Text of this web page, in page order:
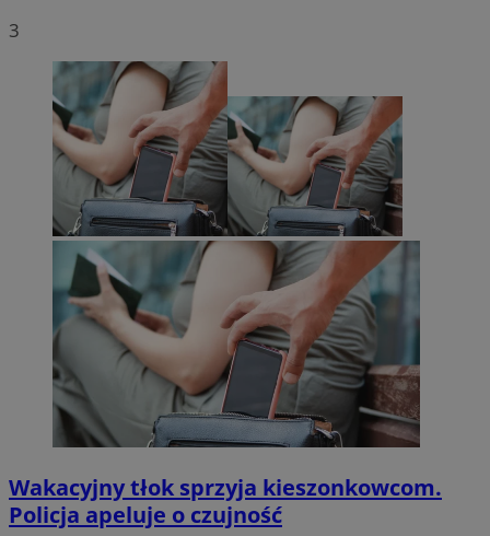
3
Wakacyjny tłok sprzyja kieszonkowcom.
Policja apeluje o czujność